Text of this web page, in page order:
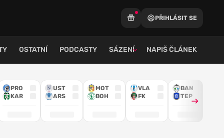
PŘIHLÁSIT SE
OSTATNÍ PODCASTY SÁZENÍ NAPIŠ ČLÁNEK
PRO
KAR
UST
ARS
MOT
BOH
VLA
FK
BAN
TEP